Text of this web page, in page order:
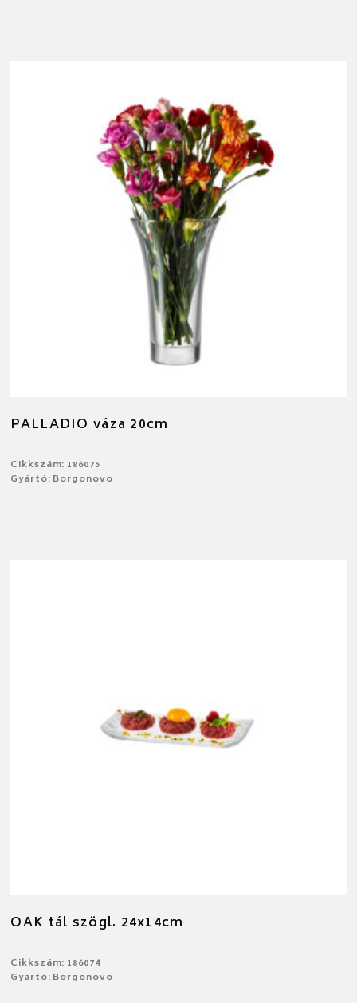
PALLADIO váza 20cm
Cikkszám: 186075
Gyártó: Borgonovo
OAK tál szögl. 24x14cm
Cikkszám: 186074
Gyártó: Borgonovo